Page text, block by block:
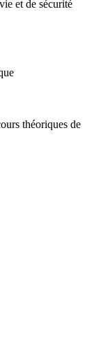
et de sécurité
théoriques de